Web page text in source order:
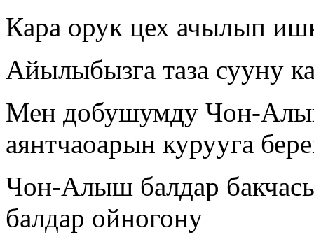
Кара орук цех ачылып
Айылыбызга таза сууну
Мен добушумду Чон-
аянтчаоарын курууга
Чон-Алыш балдар
балдар ойногону